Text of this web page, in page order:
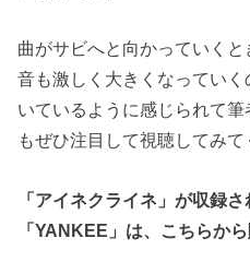
曲がサビへと向かっていく
音も激しく大きくなってい
いているように感じられて
もぜひ注目して視聴してみて
「アイネクライネ」が収録
「YANKEE」は、こちらか